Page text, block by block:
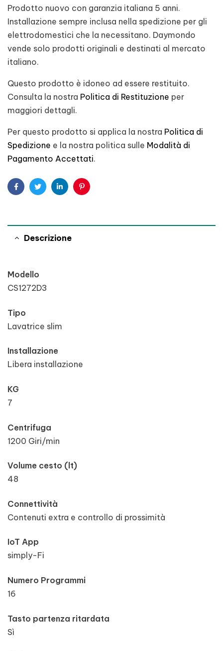
Prodotto nuovo con garanzia italiana 5 anni.
Installazione sempre inclusa nella spedizione per gli
elettrodomestici che la necessitano. Daymondo
vende solo prodotti originali e destinati al mercato
italiano.
Questo prodotto è idoneo ad essere restituito.
Consulta la nostra Politica di Restituzione per
maggiori dettagli.
Per questo prodotto si applica la nostra Politica di
Spedizione e la nostra politica sulle Modalità di
Pagamento Accettati.
FacebookTwitterLinkedinPinterest
Descrizione
Modello
CS1272D3
Tipo
Lavatrice slim
Installazione
Libera installazione
KG
7
Centrifuga
1200 Giri/min
Volume cesto (lt)
48
Connettività
Contenuti extra e controllo di prossimità
IoT App
simply-Fi
Numero Programmi
16
Tasto partenza ritardata
Sì